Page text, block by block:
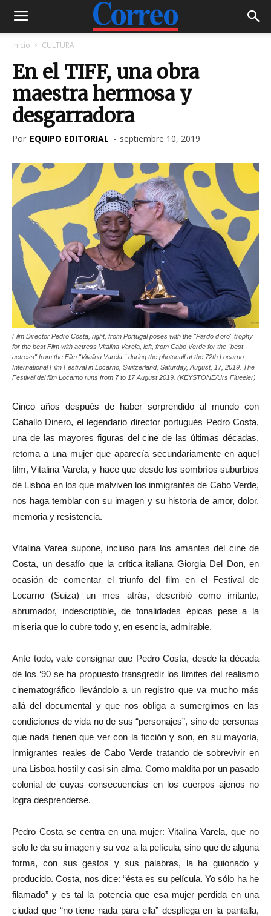
Inicio CULTURA
En el TIFF, una obra
maestra hermosa y
desgarradora
Por EQUIPO EDITORIAL - septiembre 10, 2019
Film Director Pedro Costa, right, from Portugal poses with the ''Pardo d'oro'' trophy
for the best Film with actress Vitalina Varela, left, from Cabo Verde for the "best
actress" from the Film "Vitalina Varela " during the photocall at the 72th Locarno
International Film Festival in Locarno, Switzerland, Saturday, August, 17, 2019. The
Festival del film Locarno runs from 7 to 17 August 2019. (KEYSTONE/Urs Flueeler)
Cinco años después de haber sorprendido al mundo con
Caballo Dinero, el legendario director portugués Pedro Costa,
una de las mayores figuras del cine de las últimas décadas,
retoma a una mujer que aparecía secundariamente en aquel
film, Vitalina Varela, y hace que desde los sombríos suburbios
de Lisboa en los que malviven los inmigrantes de Cabo Verde,
nos haga temblar con su imagen y su historia de amor, dolor,
memoria y resistencia.
Vitalina Varea supone, incluso para los amantes del cine de
Costa, un desafío que la crítica italiana Giorgia Del Don, en
ocasión de comentar el triunfo del film en el Festival de
Locarno (Suiza) un mes atrás, describió como irritante,
abrumador, indescriptible, de tonalidades épicas pese a la
miseria que lo cubre todo y, en esencia, admirable.
Ante todo, vale consignar que Pedro Costa, desde la década
de los ‘90 se ha propuesto transgredir los límites del realismo
cinematográfico llevándolo a un registro que va mucho más
allá del documental y que nos obliga a sumergirnos en las
condiciones de vida no de sus “personajes”, sino de personas
que nada tienen que ver con la ficción y son, en su mayoría,
inmigrantes reales de Cabo Verde tratando de sobrevivir en
una Lisboa hostil y casi sin alma. Como maldita por un pasado
colonial de cuyas consecuencias en los cuerpos ajenos no
logra desprenderse.
Pedro Costa se centra en una mujer: Vitalina Varela, que no
solo le da su imagen y su voz a la película, sino que de alguna
forma, con sus gestos y sus palabras, la ha guionado y
producido. Costa, nos dice: “ésta es su película. Yo sólo ha he
filamado” y es tal la potencia que esa mujer perdida en una
ciudad que “no tiene nada para ella” despliega en la pantalla,